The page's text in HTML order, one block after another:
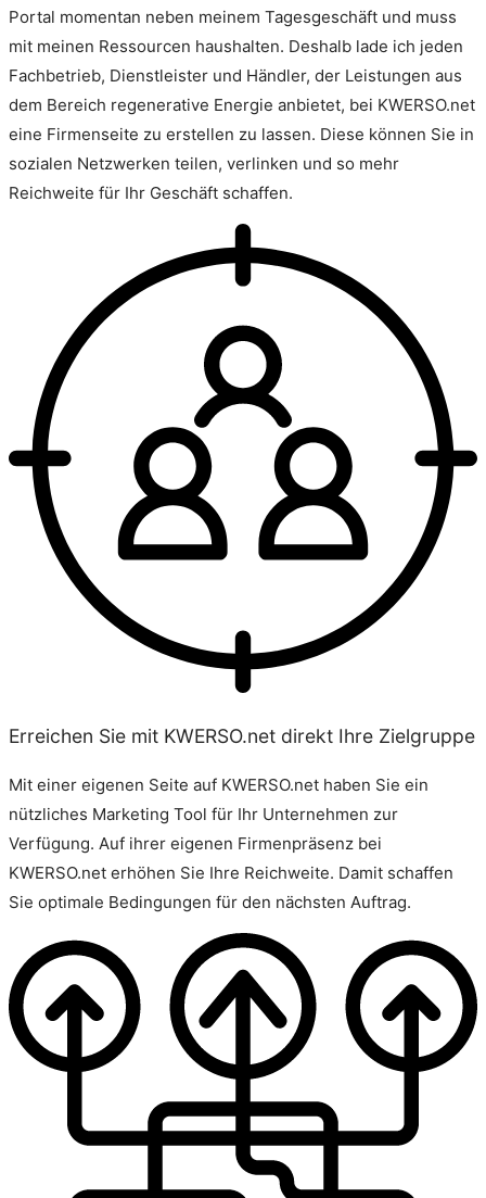
Portal momentan neben meinem Tagesgeschäft und muss
mit meinen Ressourcen haushalten. Deshalb lade ich jeden
Fachbetrieb, Dienstleister und Händler, der Leistungen aus
dem Bereich regenerative Energie anbietet, bei KWERSO.net
eine Firmenseite zu erstellen zu lassen. Diese können Sie in
sozialen Netzwerken teilen, verlinken und so mehr
Reichweite für Ihr Geschäft schaffen.
Erreichen Sie mit KWERSO.net direkt Ihre Zielgruppe
Mit einer eigenen Seite auf KWERSO.net haben Sie ein
nützliches Marketing Tool für Ihr Unternehmen zur
Verfügung. Auf ihrer eigenen Firmenpräsenz bei
KWERSO.net erhöhen Sie Ihre Reichweite. Damit schaffen
Sie optimale Bedingungen für den nächsten Auftrag.